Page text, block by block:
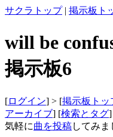
サクラトップ| 掲示板ト
will be
掲示板6
[ログイン] > [掲示板トッ
アーカイブ] [検索とタグ
気軽に曲を投稿してみま